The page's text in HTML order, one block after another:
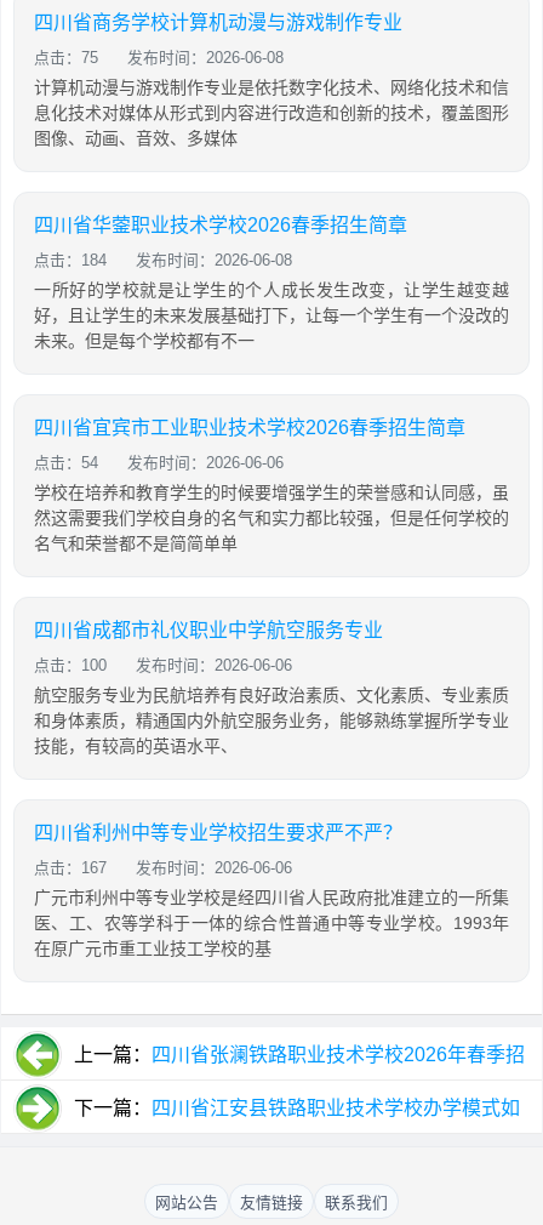
四川省商务学校计算机动漫与游戏制作专业
点击：75 发布时间：2026-06-08
计算机动漫与游戏制作专业是依托数字化技术、网络化技术和信
息化技术对媒体从形式到内容进行改造和创新的技术，覆盖图形
图像、动画、音效、多媒体
四川省华蓥职业技术学校2026春季招生简章
点击：184 发布时间：2026-06-08
一所好的学校就是让学生的个人成长发生改变，让学生越变越
好，且让学生的未来发展基础打下，让每一个学生有一个没改的
未来。但是每个学校都有不一
四川省宜宾市工业职业技术学校2026春季招生简章
点击：54 发布时间：2026-06-06
学校在培养和教育学生的时候要增强学生的荣誉感和认同感，虽
然这需要我们学校自身的名气和实力都比较强，但是任何学校的
名气和荣誉都不是简简单单
四川省成都市礼仪职业中学航空服务专业
点击：100 发布时间：2026-06-06
航空服务专业为民航培养有良好政治素质、文化素质、专业素质
和身体素质，精通国内外航空服务业务，能够熟练掌握所学专业
技能，有较高的英语水平、
四川省利州中等专业学校招生要求严不严？
点击：167 发布时间：2026-06-06
广元市利州中等专业学校是经四川省人民政府批准建立的一所集
医、工、农等学科于一体的综合性普通中等专业学校。1993年
在原广元市重工业技工学校的基
上一篇： 四川省张澜铁路职业技术学校2026年春季招
生简介 下一篇： 四川省江安县铁路职业技术学校办学模式如
网站公告 友情链接 联系我们